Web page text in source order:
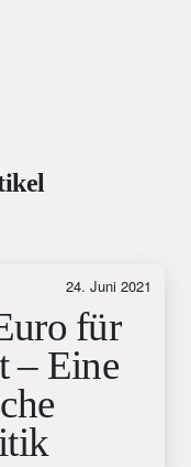
24. Juni 2021
für
– Eine